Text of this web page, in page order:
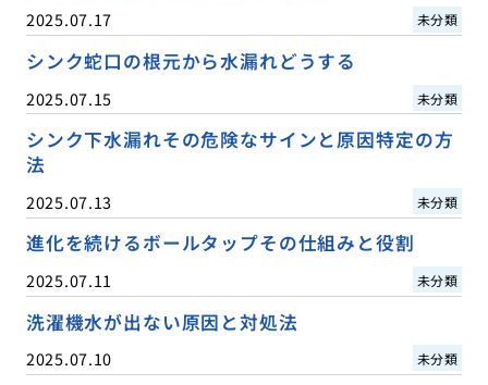
2025.07.17 未分類
シンク蛇口の根元から水漏れどうする
2025.07.15 未分類
シンク下水漏れその危険なサインと原因特定の方
法
2025.07.13 未分類
進化を続けるボールタップその仕組みと役割
2025.07.11 未分類
洗濯機水が出ない原因と対処法
2025.07.10 未分類